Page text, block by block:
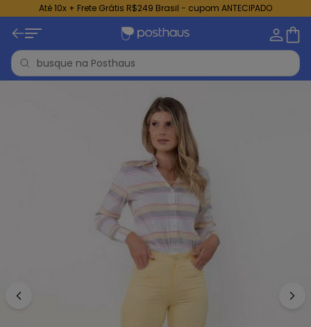
Até 10x + Frete Grátis R$249 Brasil - cupom ANTECIPADO